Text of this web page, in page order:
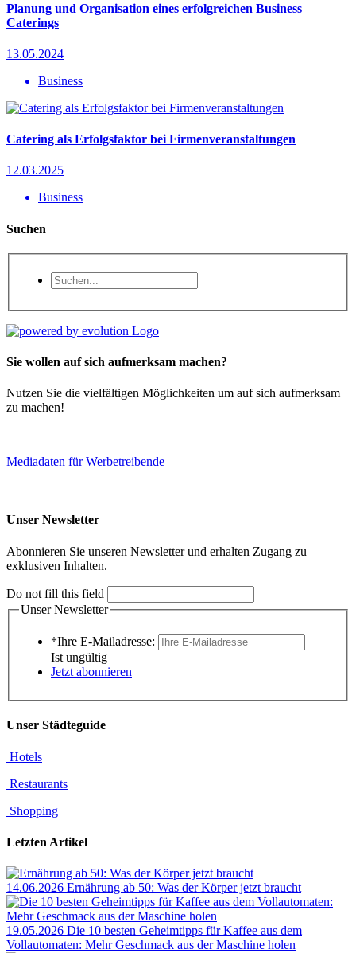
Planung und Organisation eines erfolgreichen Business
Caterings
13.05.2024
Business
Catering als Erfolgsfaktor bei Firmenveranstaltungen
12.03.2025
Business
Suchen
Sie wollen auf sich aufmerksam machen?
Nutzen Sie die vielfältigen Möglichkeiten um auf sich aufmerksam
zu machen!
Mediadaten für Werbetreibende
Unser Newsletter
Abonnieren Sie unseren Newsletter und erhalten Zugang zu
exklusiven Inhalten.
Do not fill this field
Unser Newsletter
*Ihre E-Mailadresse:
Ist ungültig
Jetzt abonnieren
Unser Städteguide
Hotels
Restaurants
Shopping
Letzten Artikel
14.06.2026 Ernährung ab 50: Was der Körper jetzt braucht
19.05.2026 Die 10 besten Geheimtipps für Kaffee aus dem
Vollautomaten: Mehr Geschmack aus der Maschine holen